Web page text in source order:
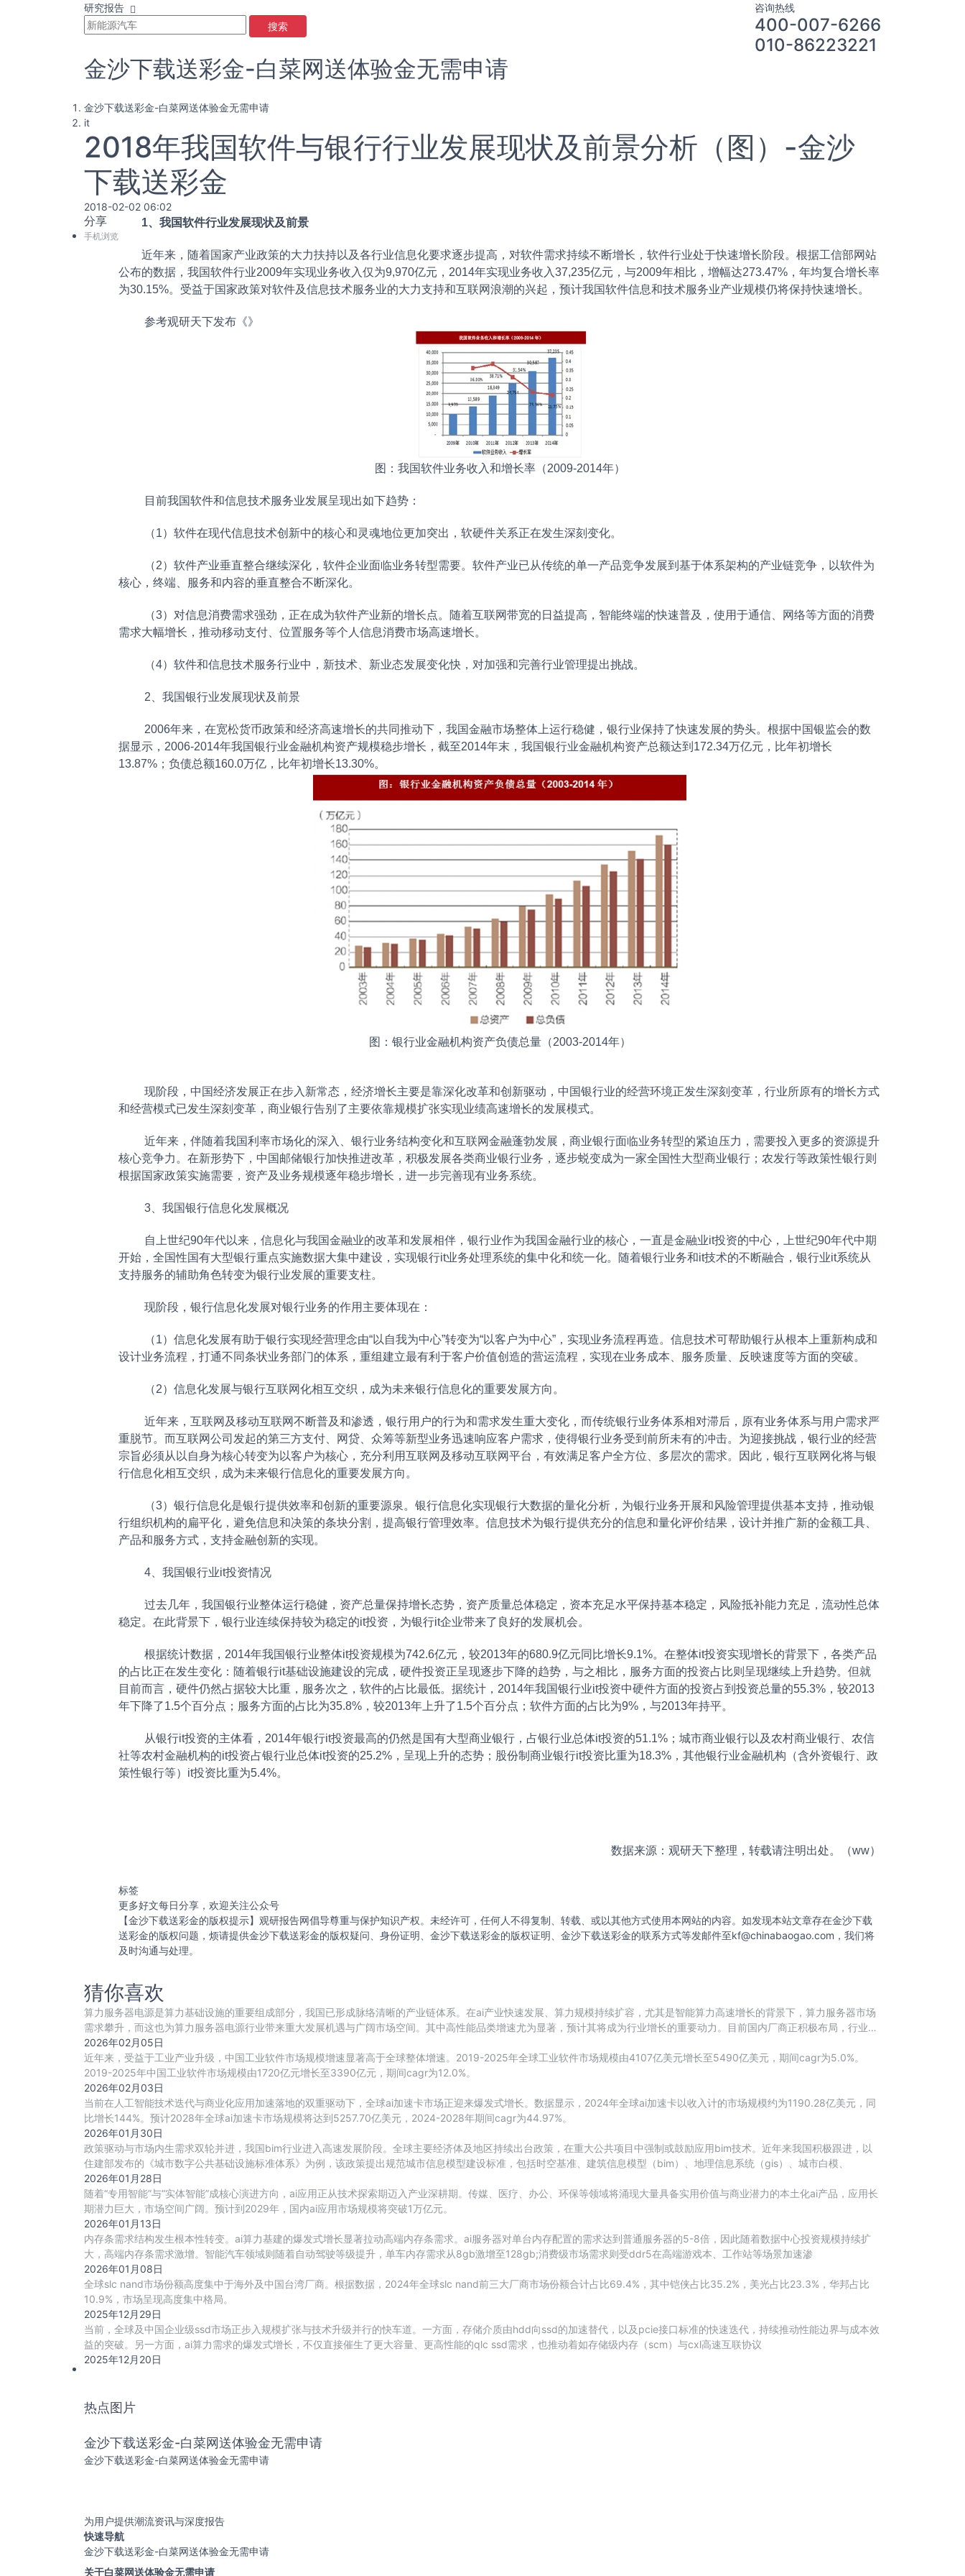
研究报告
搜索
咨询热线
400-007-6266
010-86223221
金沙下载送彩金-白菜网送体验金无需申请
金沙下载送彩金-白菜网送体验金无需申请
it
2018年我国软件与银行行业发展现状及前景分析（图）-金沙
下载送彩金
2018-02-02 06:02
分享
手机浏览
1、我国软件行业发展现状及前景
近年来，随着国家产业政策的大力扶持以及各行业信息化要求逐步提高，对软件需求持续不断增长，软件行业处于快速增长阶段。根据工信部网站
公布的数据，我国软件行业2009年实现业务收入仅为9,970亿元，2014年实现业务收入37,235亿元，与2009年相比，增幅达273.47%，年均复合增长率
为30.15%。受益于国家政策对软件及信息技术服务业的大力支持和互联网浪潮的兴起，预计我国软件信息和技术服务业产业规模仍将保持快速增长。
参考观研天下发布《》
图：我国软件业务收入和增长率（2009-2014年）
目前我国软件和信息技术服务业发展呈现出如下趋势：
（1）软件在现代信息技术创新中的核心和灵魂地位更加突出，软硬件关系正在发生深刻变化。
（2）软件产业垂直整合继续深化，软件企业面临业务转型需要。软件产业已从传统的单一产品竞争发展到基于体系架构的产业链竞争，以软件为
核心，终端、服务和内容的垂直整合不断深化。
（3）对信息消费需求强劲，正在成为软件产业新的增长点。随着互联网带宽的日益提高，智能终端的快速普及，使用于通信、网络等方面的消费
需求大幅增长，推动移动支付、位置服务等个人信息消费市场高速增长。
（4）软件和信息技术服务行业中，新技术、新业态发展变化快，对加强和完善行业管理提出挑战。
2、我国银行业发展现状及前景
2006年来，在宽松货币政策和经济高速增长的共同推动下，我国金融市场整体上运行稳健，银行业保持了快速发展的势头。根据中国银监会的数
据显示，2006-2014年我国银行业金融机构资产规模稳步增长，截至2014年末，我国银行业金融机构资产总额达到172.34万亿元，比年初增长
13.87%；负债总额160.0万亿，比年初增长13.30%。
图：银行业金融机构资产负债总量（2003-2014年）
现阶段，中国经济发展正在步入新常态，经济增长主要是靠深化改革和创新驱动，中国银行业的经营环境正发生深刻变革，行业所原有的增长方式
和经营模式已发生深刻变革，商业银行告别了主要依靠规模扩张实现业绩高速增长的发展模式。
近年来，伴随着我国利率市场化的深入、银行业务结构变化和互联网金融蓬勃发展，商业银行面临业务转型的紧迫压力，需要投入更多的资源提升
核心竞争力。在新形势下，中国邮储银行加快推进改革，积极发展各类商业银行业务，逐步蜕变成为一家全国性大型商业银行；农发行等政策性银行则
根据国家政策实施需要，资产及业务规模逐年稳步增长，进一步完善现有业务系统。
3、我国银行信息化发展概况
自上世纪90年代以来，信息化与我国金融业的改革和发展相伴，银行业作为我国金融行业的核心，一直是金融业it投资的中心，上世纪90年代中期
开始，全国性国有大型银行重点实施数据大集中建设，实现银行it业务处理系统的集中化和统一化。随着银行业务和it技术的不断融合，银行业it系统从
支持服务的辅助角色转变为银行业发展的重要支柱。
现阶段，银行信息化发展对银行业务的作用主要体现在：
（1）信息化发展有助于银行实现经营理念由“以自我为中心”转变为“以客户为中心”，实现业务流程再造。信息技术可帮助银行从根本上重新构成和
设计业务流程，打通不同条状业务部门的体系，重组建立最有利于客户价值创造的营运流程，实现在业务成本、服务质量、反映速度等方面的突破。
（2）信息化发展与银行互联网化相互交织，成为未来银行信息化的重要发展方向。
近年来，互联网及移动互联网不断普及和渗透，银行用户的行为和需求发生重大变化，而传统银行业务体系相对滞后，原有业务体系与用户需求严
重脱节。而互联网公司发起的第三方支付、网贷、众筹等新型业务迅速响应客户需求，使得银行业务受到前所未有的冲击。为迎接挑战，银行业的经营
宗旨必须从以自身为核心转变为以客户为核心，充分利用互联网及移动互联网平台，有效满足客户全方位、多层次的需求。因此，银行互联网化将与银
行信息化相互交织，成为未来银行信息化的重要发展方向。
（3）银行信息化是银行提供效率和创新的重要源泉。银行信息化实现银行大数据的量化分析，为银行业务开展和风险管理提供基本支持，推动银
行组织机构的扁平化，避免信息和决策的条块分割，提高银行管理效率。信息技术为银行提供充分的信息和量化评价结果，设计并推广新的金额工具、
产品和服务方式，支持金融创新的实现。
4、我国银行业it投资情况
过去几年，我国银行业整体运行稳健，资产总量保持增长态势，资产质量总体稳定，资本充足水平保持基本稳定，风险抵补能力充足，流动性总体
稳定。在此背景下，银行业连续保持较为稳定的it投资，为银行it企业带来了良好的发展机会。
根据统计数据，2014年我国银行业整体it投资规模为742.6亿元，较2013年的680.9亿元同比增长9.1%。在整体it投资实现增长的背景下，各类产品
的占比正在发生变化：随着银行it基础设施建设的完成，硬件投资正呈现逐步下降的趋势，与之相比，服务方面的投资占比则呈现继续上升趋势。但就
目前而言，硬件仍然占据较大比重，服务次之，软件的占比最低。据统计，2014年我国银行业it投资中硬件方面的投资占到投资总量的55.3%，较2013
年下降了1.5个百分点；服务方面的占比为35.8%，较2013年上升了1.5个百分点；软件方面的占比为9%，与2013年持平。
从银行it投资的主体看，2014年银行it投资最高的仍然是国有大型商业银行，占银行业总体it投资的51.1%；城市商业银行以及农村商业银行、农信
社等农村金融机构的it投资占银行业总体it投资的25.2%，呈现上升的态势；股份制商业银行it投资比重为18.3%，其他银行业金融机构（含外资银行、政
策性银行等）it投资比重为5.4%。
数据来源：观研天下整理，转载请注明出处。（ww）
标签
更多好文每日分享，欢迎关注公众号
【金沙下载送彩金的版权提示】观研报告网倡导尊重与保护知识产权。未经许可，任何人不得复制、转载、或以其他方式使用本网站的内容。如发现本站文章存在金沙下载
送彩金的版权问题，烦请提供金沙下载送彩金的版权疑问、身份证明、金沙下载送彩金的版权证明、金沙下载送彩金的联系方式等发邮件至kf@chinabaogao.com ，我们将
及时沟通与处理。
猜你喜欢
算力服务器电源是算力基础设施的重要组成部分，我国已形成脉络清晰的产业链体系。在ai产业快速发展、算力规模持续扩容，尤其是智能算力高速增长的背景下，算力服务器市场
需求攀升，而这也为算力服务器电源行业带来重大发展机遇与广阔市场空间。其中高性能品类增速尤为显著，预计其将成为行业增长的重要动力。目前国内厂商正积极布局，行业竞
争
2026年02月05日
近年来，受益于工业产业升级，中国工业软件市场规模增速显著高于全球整体增速。2019-2025年全球工业软件市场规模由4107亿美元增长至5490亿美元，期间cagr为5.0%。
2019-2025年中国工业软件市场规模由1720亿元增长至3390亿元，期间cagr为12.0%。
2026年02月03日
当前在人工智能技术迭代与商业化应用加速落地的双重驱动下，全球ai加速卡市场正迎来爆发式增长。数据显示，2024年全球ai加速卡以收入计的市场规模约为1190.28亿美元，同
比增长144%。预计2028年全球ai加速卡市场规模将达到5257.70亿美元，2024-2028年期间cagr为44.97%。
2026年01月30日
政策驱动与市场内生需求双轮并进，我国bim行业进入高速发展阶段。全球主要经济体及地区持续出台政策，在重大公共项目中强制或鼓励应用bim技术。近年来我国积极跟进，以
住建部发布的《城市数字公共基础设施标准体系》为例，该政策提出规范城市信息模型建设标准，包括时空基准、建筑信息模型（bim）、地理信息系统（gis）、城市白模、
2026年01月28日
随着“专用智能”与“实体智能”成核心演进方向，ai应用正从技术探索期迈入产业深耕期。传媒、医疗、办公、环保等领域将涌现大量具备实用价值与商业潜力的本土化ai产品，应用长
期潜力巨大，市场空间广阔。预计到2029年，国内ai应用市场规模将突破1万亿元。
2026年01月13日
内存条需求结构发生根本性转变。ai算力基建的爆发式增长显著拉动高端内存条需求。ai服务器对单台内存配置的需求达到普通服务器的5-8倍，因此随着数据中心投资规模持续扩
大，高端内存条需求激增。智能汽车领域则随着自动驾驶等级提升，单车内存需求从8gb激增至128gb;消费级市场需求则受ddr5在高端游戏本、工作站等场景加速渗
2026年01月08日
全球slc nand市场份额高度集中于海外及中国台湾厂商。根据数据，2024年全球slc nand前三大厂商市场份额合计占比69.4%，其中铠侠占比35.2%，美光占比23.3%，华邦占比
10.9%，市场呈现高度集中格局。
2025年12月29日
当前，全球及中国企业级ssd市场正步入规模扩张与技术升级并行的快车道。一方面，存储介质由hdd向ssd的加速替代，以及pcie接口标准的快速迭代，持续推动性能边界与成本效
益的突破。另一方面，ai算力需求的爆发式增长，不仅直接催生了更大容量、更高性能的qlc ssd需求，也推动着如存储级内存（scm）与cxl高速互联协议
2025年12月20日
热点图片
金沙下载送彩金-白菜网送体验金无需申请
金沙下载送彩金-白菜网送体验金无需申请
为用户提供潮流资讯与深度报告
快速导航
金沙下载送彩金-白菜网送体验金无需申请
关于白菜网送体验金无需申请